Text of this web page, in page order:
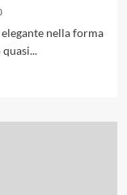
nella forma